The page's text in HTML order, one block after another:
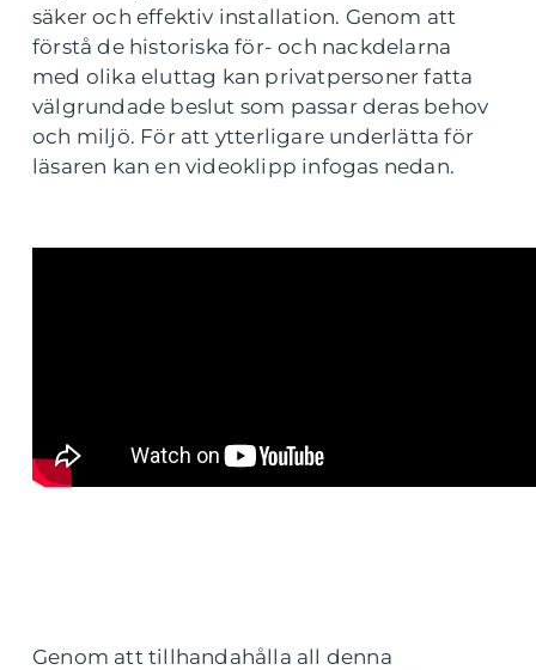
säker och effektiv installation. Genom att
förstå de historiska för- och nackdelarna
med olika eluttag kan privatpersoner fatta
välgrundade beslut som passar deras behov
och miljö. För att ytterligare underlätta för
läsaren kan en videoklipp infogas nedan.
Genom att tillhandahålla all denna